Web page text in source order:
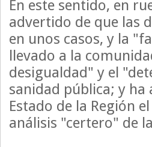
En este sentido, en
advertido de que las
en unos casos, y la
llevado a la
desigualdad" y el
sanidad pública; y ha
Estado de la Región
análisis "certero" de